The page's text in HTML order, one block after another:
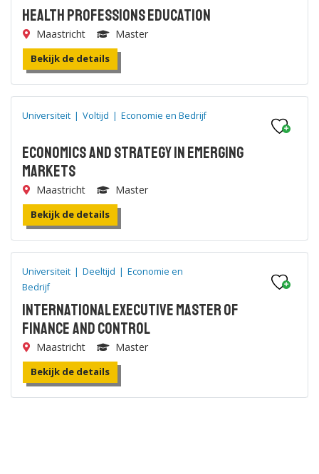
Health Professions Education
Maastricht Master
Bekijk de details
Universiteit | Voltijd | Economie en Bedrijf
Economics and Strategy in Emerging
Markets
Maastricht Master
Bekijk de details
Universiteit | Deeltijd | Economie en
Bedrijf
International Executive Master of
Finance and Control
Maastricht Master
Bekijk de details